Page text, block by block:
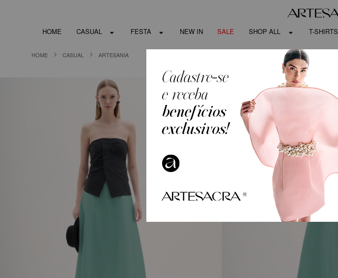
HOME CASUAL FESTA NEW IN SALE SHOP ALL T-SHIRTS
HOME CASUAL ARTESANIA